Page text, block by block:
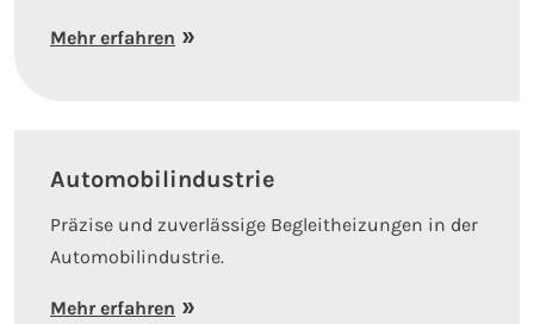
Mehr erfahren
Automobilindustrie
Präzise und zuverlässige Begleitheizungen in der
Automobilindustrie.
Mehr erfahren